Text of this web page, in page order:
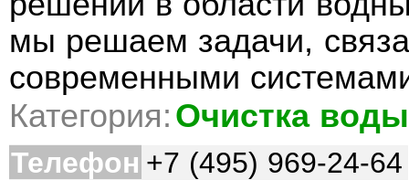
мы решаем задачи,
современными
Категория: Очистка воды
Телефон +7 (495) 969-24-64